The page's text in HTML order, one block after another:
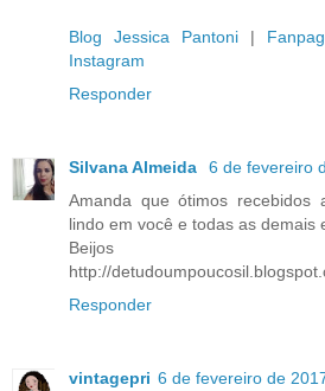
Blog Jessica Pantoni |
Instagram
Responder
Silvana Almeida
6 de fevereiro
Amanda que ótimos recebidos
lindo em você e todas as demais
Beijos
http://
Responder
vintagepri 6 de fevereiro de